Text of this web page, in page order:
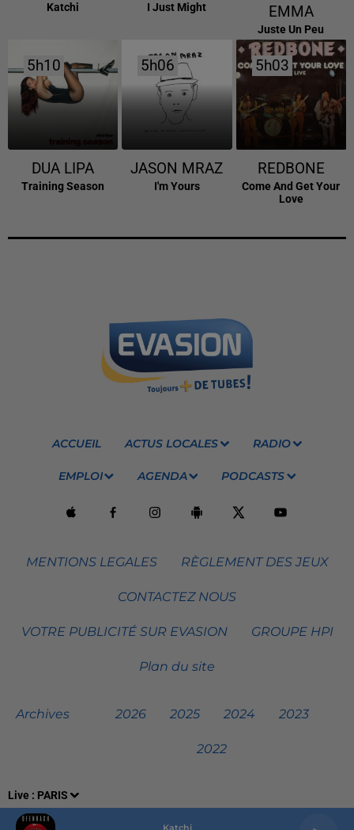
Live : PARIS
Katchi
Katchi I Just Might
EMMA
Juste Un Peu
5h10
5h10
DUA LIPA
Training Season
5h06
5h06
JASON MRAZ
I'm Yours
5h03
5h03
REDBONE
Come And Get Your
Love
ACCUEIL ACTUS LOCALES RADIO
EMPLOI AGENDA PODCASTS
MENTIONS LEGALES RÈGLEMENT DES JEUX
CONTACTEZ NOUS
VOTRE PUBLICITÉ SUR EVASION GROUPE HPI
Plan du site
Archives 2026 2025 2024 2023
2022